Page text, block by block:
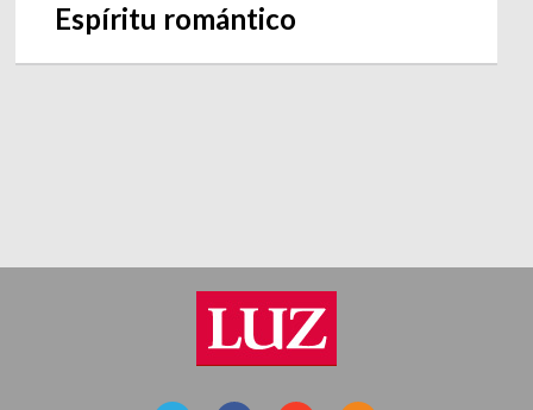
Espíritu romántico